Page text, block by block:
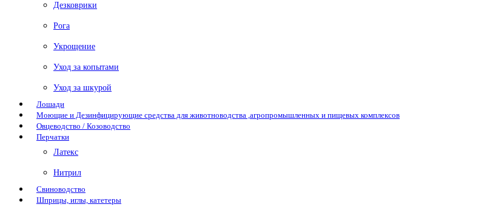
Дезковрики
Рога
Укрощение
Уход за копытами
Уход за шкурой
Лошади
Моющие и Дезинфицирующие средства для животноводства ,агропромышленных и пищевых комплексов
Овцеводство / Козоводство
Перчатки
Латекс
Нитрил
Свиноводство
Шприцы, иглы, катетеры